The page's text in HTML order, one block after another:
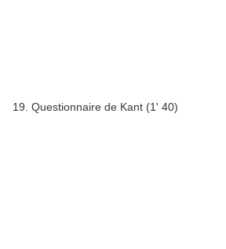
19. Questionnaire de Kant (1' 40)